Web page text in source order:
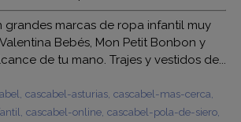
grandes marcas de ropa infantil muy
Bebés, Mon Petit Bonbon y
de tu mano. Trajes y vestidos de...
cascabel-asturias cascabel-mas-cerca
cascabel-online cascabel-pola-de-siero